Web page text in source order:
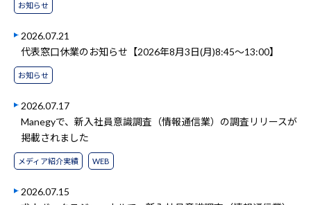
お知らせ
2026.07.21
代表窓口休業のお知らせ【2026年8月3日(月)8:45～13:00】
お知らせ
2026.07.17
Manegyで、新入社員意識調査（情報通信業）の調査リリースが
掲載されました
メディア紹介実績 WEB
2026.07.15